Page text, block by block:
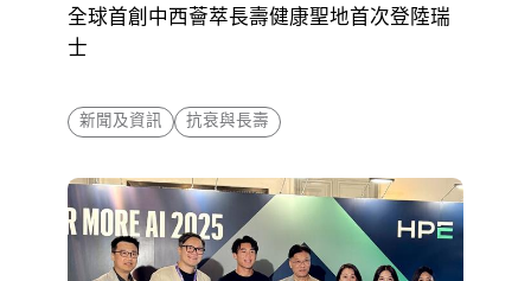
全球首創中西薈萃長壽健康聖地首次登陸瑞
士
新聞及資訊 抗衰與長壽